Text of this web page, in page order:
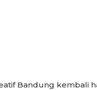
Bandung kembali